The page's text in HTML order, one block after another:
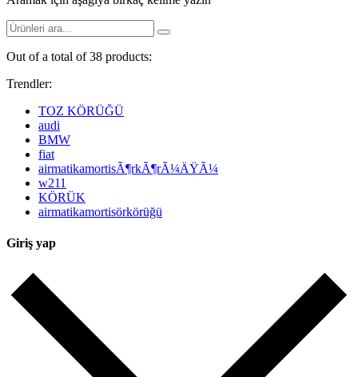
Out of a total of 38 products:
Trendler:
TOZ KÖRÜĞÜ
audi
BMW
fiat
airmatikamortisÃ¶rkÃ¶rÃ¼ÄŸÃ¼
w211
KÖRÜK
airmatikamortisörkörüğü
Giriş yap